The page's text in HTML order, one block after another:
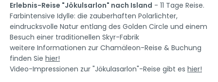
Erlebnis-Reise "Jökulsarlon" nach Island - 11 Tage Reise.
Farbintensive Idylle: die zauberhaften Polarlichter,
eindrucksvolle Natur entlang des Golden Circle und einem
Besuch einer traditionellen Skyr-Fabrik
weitere Informationen zur Chamäleon-Reise & Buchung
finden Sie hier!
Video-Impressionen zur "Jökulasarlon"-Reise gibt es hier!